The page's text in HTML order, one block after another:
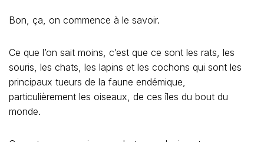
Bon, ça, on commence à le savoir.
Ce que l’on sait moins, c’est que ce sont les rats, les
souris, les chats, les lapins et les cochons qui sont les
principaux tueurs de la faune endémique,
particulièrement les oiseaux, de ces îles du bout du
monde.